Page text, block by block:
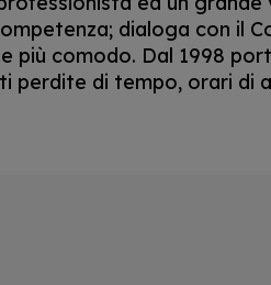
dialoga con il
più comodo. Dal 1998
perdite di tempo, orari di